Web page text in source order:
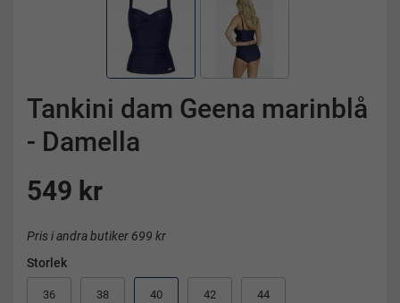
Tankini dam Geena marinblå
- Damella
549 kr
Pris i andra butiker 699 kr
Storlek
36 38 40 42 44